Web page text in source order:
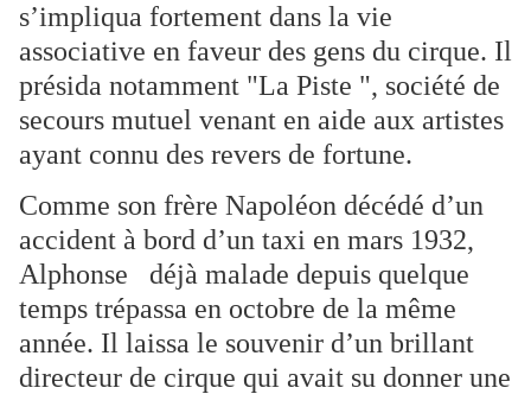
s’impliqua fortement dans la vie
associative en faveur des gens du cirque. Il
présida notamment "La Piste ", société de
secours mutuel venant en aide aux artistes
ayant connu des revers de fortune.
Comme son frère Napoléon décédé d’un
accident à bord d’un taxi en mars 1932,
Alphonse déjà malade depuis quelque
temps trépassa en octobre de la même
année. Il laissa le souvenir d’un brillant
directeur de cirque qui avait su donner une